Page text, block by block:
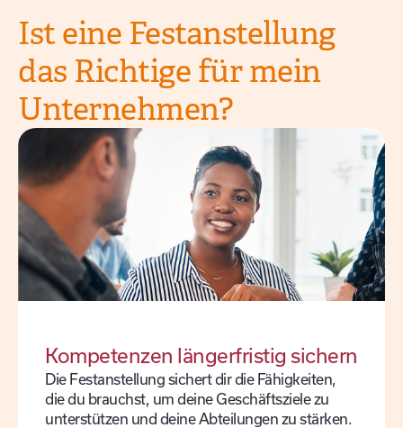
Ist eine Festanstellung
das Richtige für mein
Unternehmen?
Kompetenzen längerfristig sichern
Die Festanstellung sichert dir die Fähigkeiten,
die du brauchst, um deine Geschäftsziele zu
unterstützen und deine Abteilungen zu stärken.